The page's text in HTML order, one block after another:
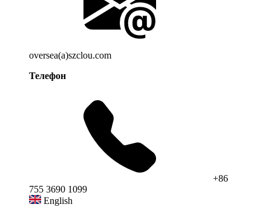
oversea(a)szclou.com
Телефон
+86
755 3690 1099
English